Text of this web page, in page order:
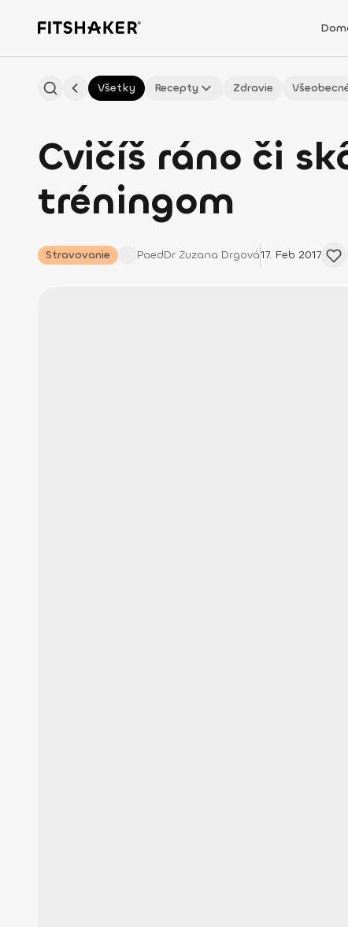
Všetky Recepty Zdravie
Cvičíš ráno či
tréningom
Stravovanie PaedDr Zuzana Drgová17. Feb 2017